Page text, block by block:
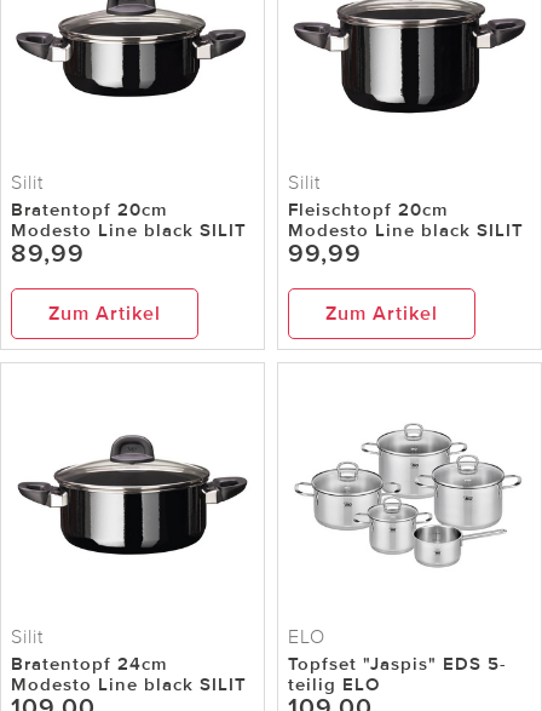
Silit
Bratentopf 20cm
Modesto Line black SILIT
89,99
Zum Artikel
Silit
Fleischtopf 20cm
Modesto Line black SILIT
99,99
Zum Artikel
Silit
Bratentopf 24cm
Modesto Line black SILIT
ELO
Topfset "Jaspis" EDS 5-
teilig ELO